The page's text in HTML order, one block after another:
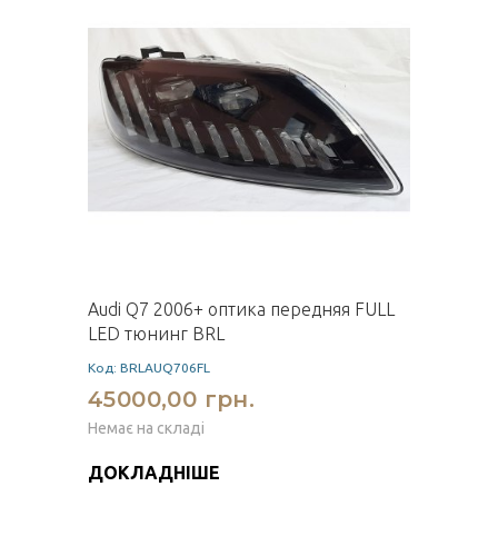
Audi Q7 2006+ оптика передняя FULL
LED тюнинг BRL
Код: BRLAUQ706FL
45000,00 грн.
Немає на складі
ДОКЛАДНІШЕ